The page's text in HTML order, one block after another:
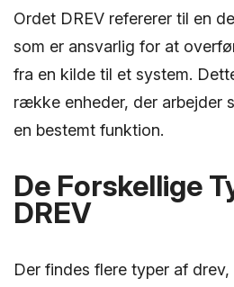
Ordet DREV refererer til en
som er ansvarlig for at
fra en kilde til et system.
række enheder, der arbejder
en bestemt funktion.
De Forskellige
DREV
Der findes flere typer af